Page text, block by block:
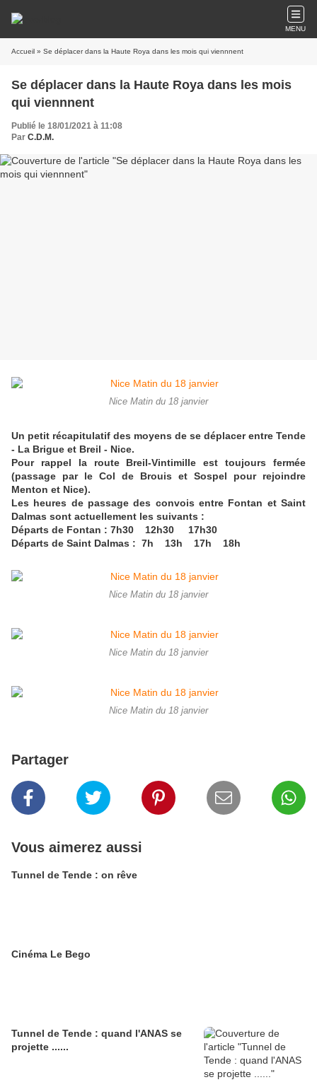
MENU
Accueil » Se déplacer dans la Haute Roya dans les mois qui viennnent
Se déplacer dans la Haute Roya dans les mois
qui viennnent
Publié le 18/01/2021 à 11:08
Par C.D.M.
Nice Matin du 18 janvier
Un petit récapitulatif des moyens de se déplacer entre Tende
- La Brigue et Breil - Nice.
Pour rappel la route Breil-Vintimille est toujours fermée
(passage par le Col de Brouis et Sospel pour rejoindre
Menton et Nice).
Les heures de passage des convois entre Fontan et Saint
Dalmas sont actuellement les suivants :
Départs de Fontan : 7h30 12h30 17h30
Départs de Saint Dalmas : 7h 13h 17h 18h
Nice Matin du 18 janvier
Nice Matin du 18 janvier
Nice Matin du 18 janvier
Partager
Vous aimerez aussi
Tunnel de Tende : on rêve
Cinéma Le Bego
Tunnel de Tende : quand l'ANAS se
projette ......